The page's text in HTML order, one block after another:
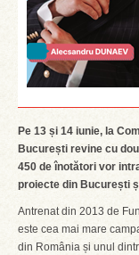
Pe 13 și 14 iunie, la
București revine cu
450 de înotători vor
proiecte din București
Antrenat din 2013 de
este cea mai mare
din România și unul